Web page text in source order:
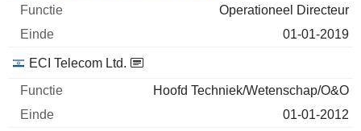
Operationeel Directeur
01-01-2019
ECI Telecom Ltd.
Hoofd Techniek/Wetenschap/O&O
01-01-2012